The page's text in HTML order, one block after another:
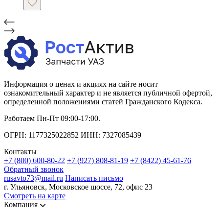
Информация о ценах и акциях на сайте носит
ознакомительный характер и не является публичной офертой,
определенной положениями статей Гражданского Кодекса.
Работаем Пн-Пт 09:00-17:00.
ОГРН: 1177325022852 ИНН: 7327085439
Контакты
+7 (800) 600-80-22 +7 (927) 808-81-19 +7 (8422) 45-61-76
Обратный звонок
rusavto73@mail.ru Написать письмо
г. Ульяновск, Московское шоссе, 72, офис 23
Смотреть на карте
Компания